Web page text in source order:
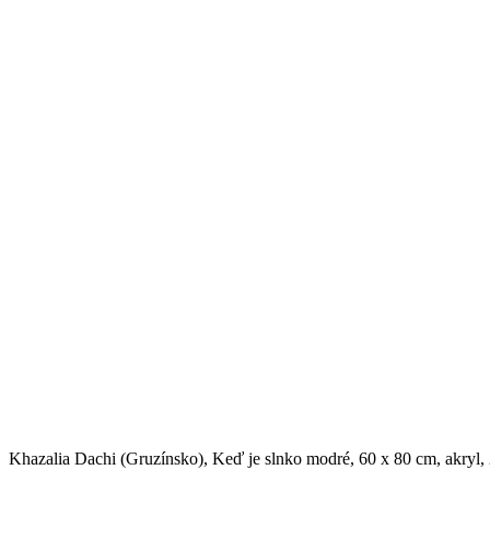
Khazalia Dachi (Gruzínsko), Keď je slnko modré, 60 x 80 cm, akryl,